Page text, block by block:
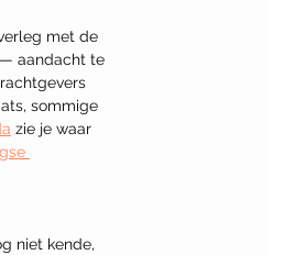
met de
aandacht te
sommige
zie je waar
niet kende,